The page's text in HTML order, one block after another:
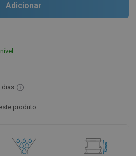
Adicionar
dias
produto.